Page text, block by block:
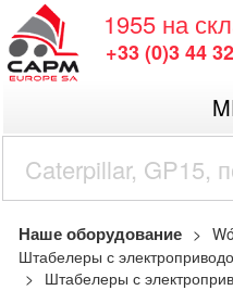
1955 на
+33 (0)3 44
Наше оборудование
Штабелеры с
Штабелеры с